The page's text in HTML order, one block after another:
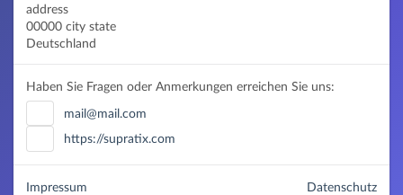
address
00000 city state
Deutschland
Haben Sie Fragen oder Anmerkungen erreichen Sie uns:
mail@mail.com
https://supratix.com
Datenschutz
Impressum